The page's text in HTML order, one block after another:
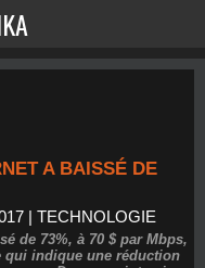
A BAISSÉ DE
| TECHNOLOGIE
de 73%, à 70 $ par Mbps,
qui indique une réduction